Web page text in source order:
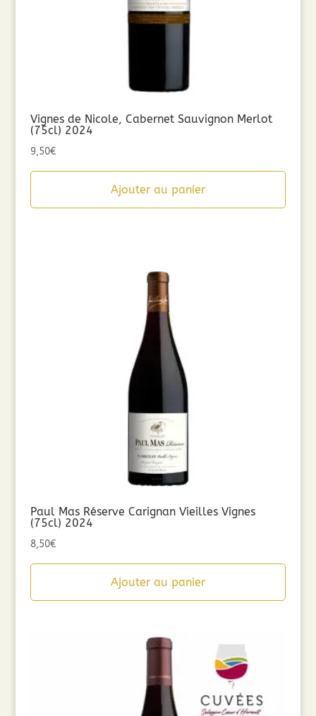
Vignes de Nicole, Cabernet Sauvignon Merlot
(75cl) 2024
9,50€
Ajouter au panier
Paul Mas Réserve Carignan Vieilles Vignes
(75cl) 2024
8,50€
Ajouter au panier